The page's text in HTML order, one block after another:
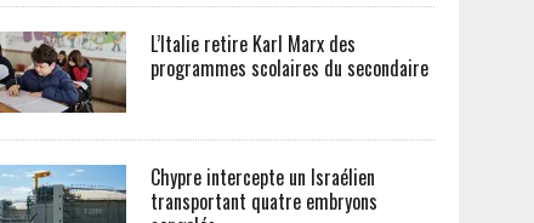
L’Italie retire Karl Marx des
programmes scolaires du secondaire
Chypre intercepte un Israélien
transportant quatre embryons